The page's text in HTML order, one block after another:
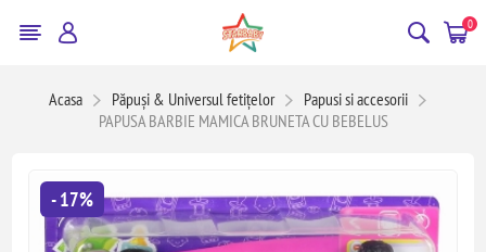
0
Acasa Păpuși & Universul fetițelor
Papusi si accesorii
PAPUSA BARBIE MAMICA BRUNETA CU BEBELUS
- 17%